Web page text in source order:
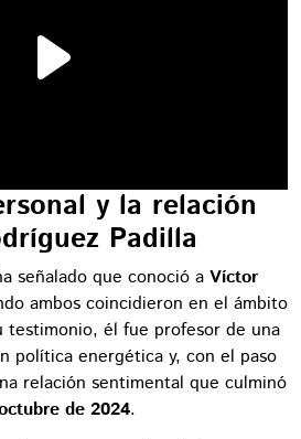
y la relación
Padilla
señalado que conoció a Víctor
ambos coincidieron en el ámbito
testimonio, él fue profesor de una
política energética y, con el paso
relación sentimental que culminó
de 2024.